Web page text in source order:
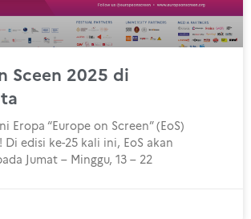
Sceen 2025 di
Eropa “Europe on Screen” (EoS)
edisi ke-25 kali ini, EoS akan
Jumat – Minggu, 13 – 22